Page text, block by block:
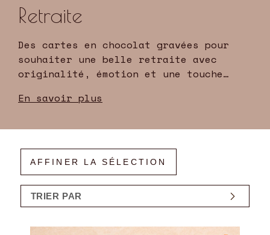
Retraite
Des cartes en chocolat gravées pour
souhaiter une belle retraite avec
originalité, émotion et une touche
En savoir plus
AFFINER LA SÉLECTION